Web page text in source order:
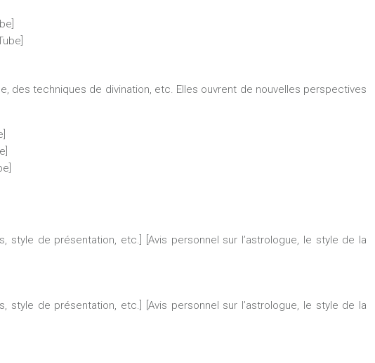
des techniques de divination, etc. Elles ouvrent de nouvelles perspectives
de présentation, etc.] [Avis personnel sur l’astrologue, le style de la
de présentation, etc.] [Avis personnel sur l’astrologue, le style de la